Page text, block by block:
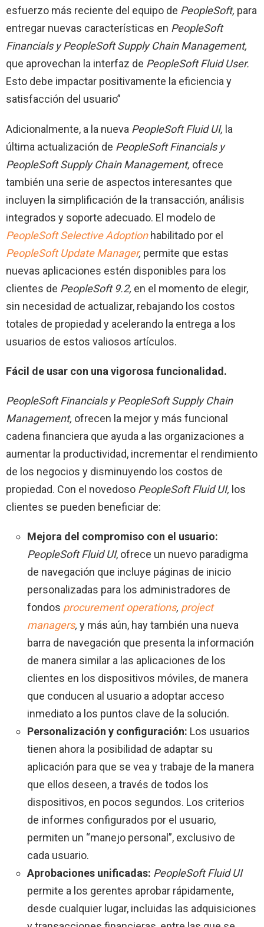
esfuerzo más reciente del equipo de PeopleSoft, para
entregar nuevas características en PeopleSoft
Financials y PeopleSoft Supply Chain Management,
que aprovechan la interfaz de PeopleSoft Fluid User.
Esto debe impactar positivamente la eficiencia y
satisfacción del usuario”
Adicionalmente, a la nueva PeopleSoft Fluid UI, la
última actualización de PeopleSoft Financials y
PeopleSoft Supply Chain Management, ofrece
también una serie de aspectos interesantes que
incluyen la simplificación de la transacción, análisis
integrados y soporte adecuado. El modelo de
PeopleSoft Selective Adoptionhabilitado por el
PeopleSoft Update Manager, permite que estas
nuevas aplicaciones estén disponibles para los
clientes de PeopleSoft 9.2, en el momento de elegir,
sin necesidad de actualizar, rebajando los costos
totales de propiedad y acelerando la entrega a los
usuarios de estos valiosos artículos.
Fácil de usar con una vigorosa funcionalidad.
PeopleSoftFinancials y PeopleSoft Supply Chain
Management, ofrecen la mejor y más funcional
cadena financiera que ayuda a las organizaciones a
aumentar la productividad, incrementar el rendimiento
de los negocios y disminuyendo los costos de
propiedad. Con el novedoso PeopleSoft Fluid UI, los
clientes se pueden beneficiar de:
Mejora del compromiso con el usuario:
PeopleSoft Fluid UI, ofrece un nuevo paradigma
de navegación que incluye páginas de inicio
personalizadas para los administradores de
fondos procurement operations, project
managers, y más aún, hay también una nueva
barra de navegación que presenta la información
de manera similar a las aplicaciones de los
clientes en los dispositivos móviles, de manera
que conducen al usuario a adoptar acceso
inmediato a los puntos clave de la solución.
Personalización y configuración: Los usuarios
tienen ahora la posibilidad de adaptar su
aplicación para que se vea y trabaje de la manera
que ellos deseen, a través de todos los
dispositivos, en pocos segundos. Los criterios
de informes configurados por el usuario,
permiten un “manejo personal”, exclusivo de
cada usuario.
Aprobaciones unificadas: PeopleSoft Fluid UI
permite a los gerentes aprobar rápidamente,
desde cualquier lugar, incluidas las adquisiciones